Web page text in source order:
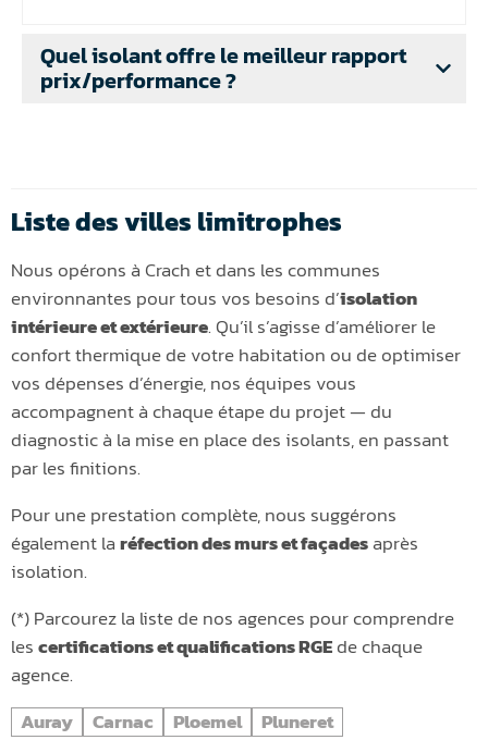
Quel isolant offre le meilleur rapport
prix/performance ?
Liste des villes limitrophes
Nous opérons à Crach et dans les communes
environnantes pour tous vos besoins d’isolation
intérieure et extérieure. Qu’il s’agisse d’améliorer le
confort thermique de votre habitation ou de optimiser
vos dépenses d’énergie, nos équipes vous
accompagnent à chaque étape du projet — du
diagnostic à la mise en place des isolants, en passant
par les finitions.
Pour une prestation complète, nous suggérons
également laréfection des murs et façadesaprès
isolation.
(*) Parcourez la liste de nos agences pour comprendre
lescertifications et qualifications RGEde chaque
agence.
Auray
Carnac Ploemel Pluneret